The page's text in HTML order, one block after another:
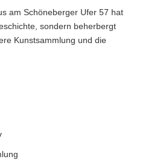
am Schöneberger Ufer 57 hat
sondern beherbergt
Kunstsammlung und die